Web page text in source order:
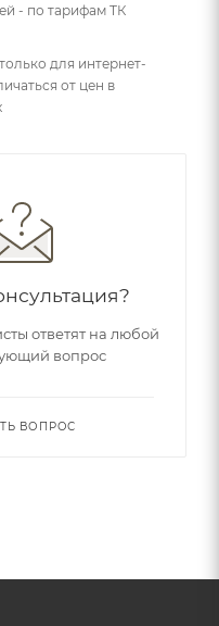
- по тарифам ТК
для интернет-
от цен в
ответят на любой
вопрос
ВОПРОС